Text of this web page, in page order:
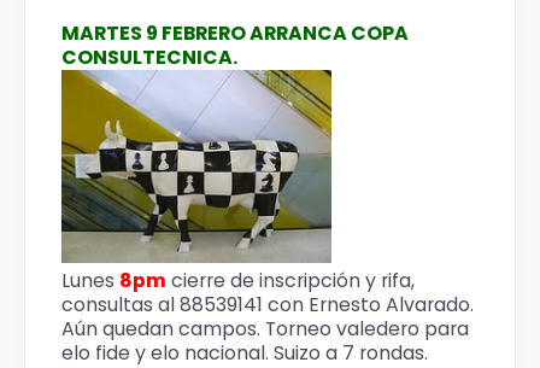
MARTES 9 FEBRERO ARRANCA COPA
CONSULTECNICA.
Lunes 8pm cierre de inscripción y rifa,
consultas al 88539141 con Ernesto Alvarado.
Aún quedan campos. Torneo valedero para
elo fide y elo nacional. Suizo a 7 rondas.